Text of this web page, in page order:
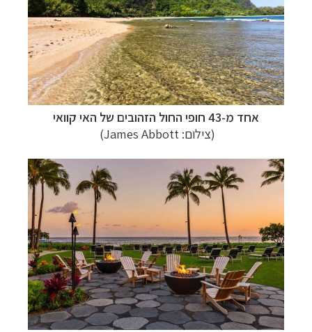
אחד מ-43 חופי החול הזהובים של האי
קוואי
(צילום: James Abbott)